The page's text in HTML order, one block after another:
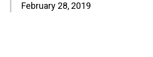
February 28, 2019